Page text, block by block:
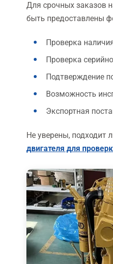
Для срочных заказов
быть предоставлены
Проверка
Проверка
Подтверждение
Возможность
Экспортная
Не уверены, подходит
двигателя для